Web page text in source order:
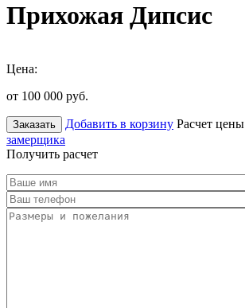
Прихожая Дипсис
Цена:
от 100 000 руб.
Заказать Добавить в корзину Расчет цены
замерщика
Получить расчет